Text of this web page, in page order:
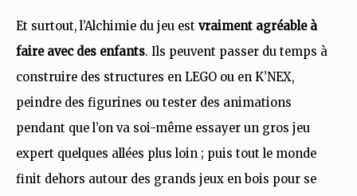
Et surtout, l’Alchimie du jeu est vraiment agréable à
faire avec des enfants. Ils peuvent passer du temps à
construire des structures en LEGO ou en K’NEX,
peindre des figurines ou tester des animations
pendant que l’on va soi-même essayer un gros jeu
expert quelques allées plus loin ; puis tout le monde
finit dehors autour des grands jeux en bois pour se